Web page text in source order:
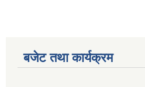
बजेट तथा कार्यक्रम